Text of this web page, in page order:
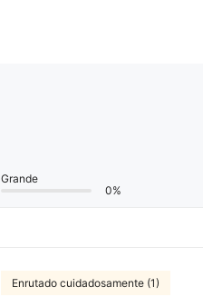
Grande
0%
Enrutado cuidadosamente (1)